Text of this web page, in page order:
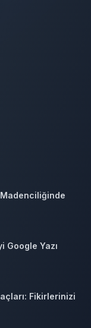
Google Yazı
Fikirlerinizi